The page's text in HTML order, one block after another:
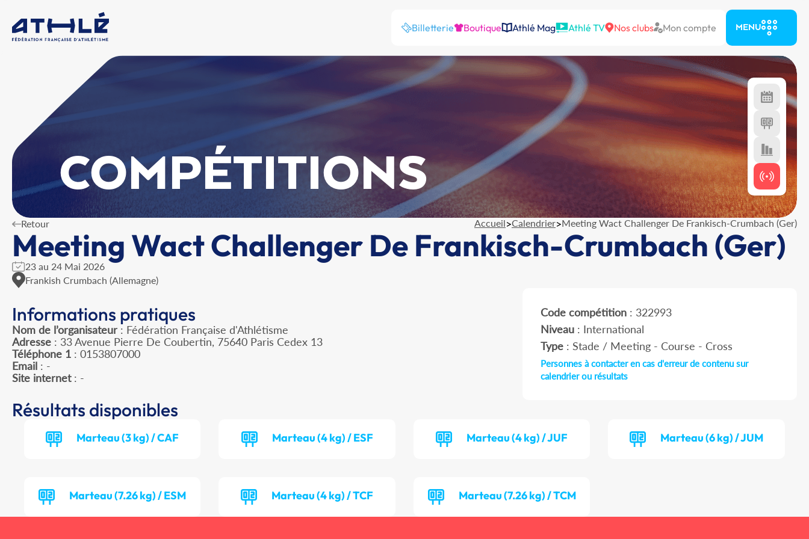
Billetterie Boutique Athlé Mag Athlé TV Nos clubs Mon compte MENU
COMPÉTITIONS
Retour Accueil>Calendrier>Meeting Wact Challenger De Frankisch-Crumbach (Ger)
Meeting Wact Challenger De Frankisch-Crumbach (Ger)
23 au 24 Mai 2026
Frankish Crumbach (Allemagne)
Informations pratiques
Nom de l’organisateur : Fédération Française d'Athlétisme
Adresse : 33 Avenue Pierre De Coubertin, 75640 Paris Cedex 13
Téléphone 1 : 0153807000
Email : -
Site internet: -
Code compétition: 322993
Niveau: International
Type: Stade / Meeting - Course - Cross
Personnes à contacter en cas d'erreur de contenu sur
calendrier ou résultats
Résultats disponibles
Marteau (3 kg) / CAF Marteau (4 kg) / ESF Marteau (4 kg) / JUF Marteau (6 kg) / JUM
Marteau (7.26 kg) / ESM Marteau (4 kg) / TCF Marteau (7.26 kg) / TCM